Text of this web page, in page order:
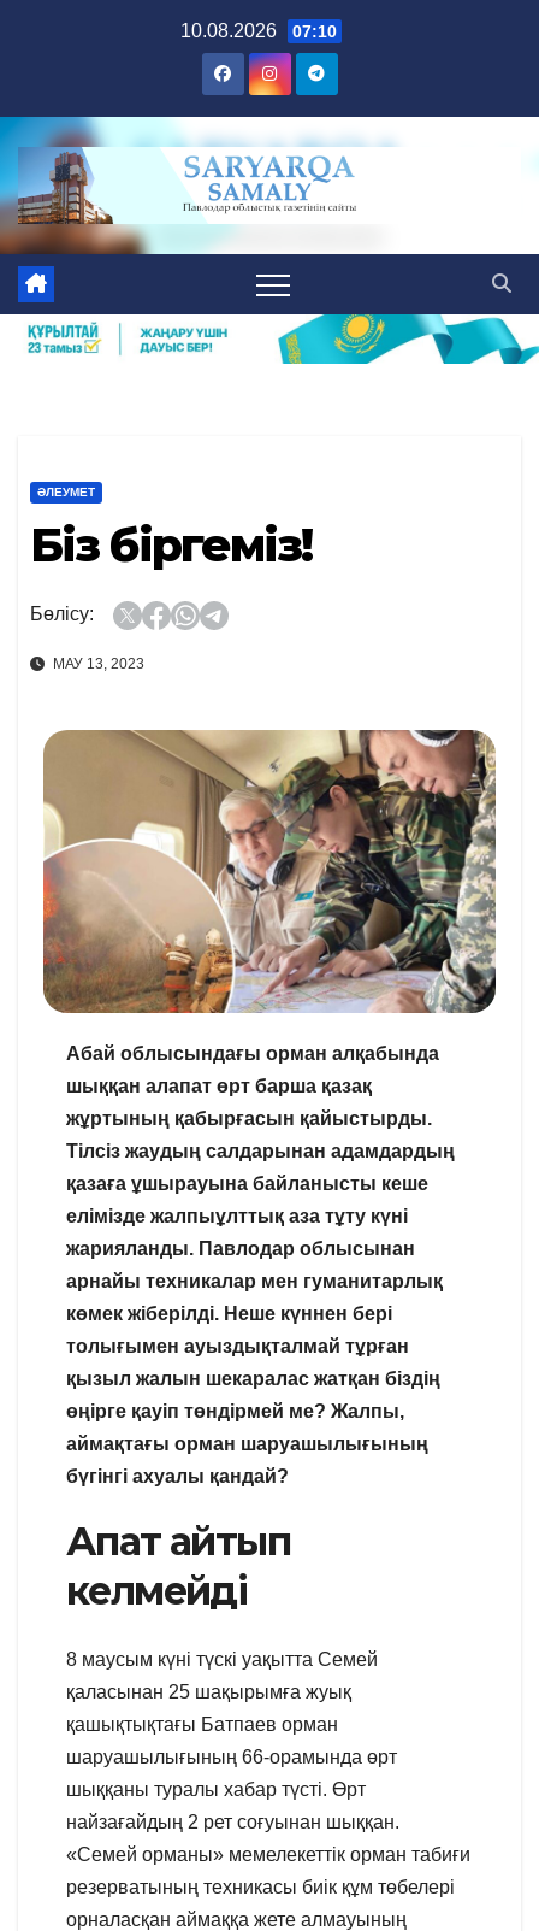
10.08.2026 07:10
ӘЛЕУМЕТ
Біз біргеміз!
Бөлісу:
МАУ 13, 2023
Абай облысындағы орман алқабында
шыққан алапат өрт барша қазақ
жұртының қабырғасын қайыстырды.
Тілсіз жаудың салдарынан адамдардың
қазаға ұшырауына байланысты кеше
елімізде жалпыұлттық аза тұту күні
жарияланды. Павлодар облысынан
арнайы техникалар мен гуманитарлық
көмек жіберілді. Неше күннен бері
толығымен ауыздықталмай тұрған
қызыл жалын шекаралас жатқан біздің
өңірге қауіп төндірмей ме? Жалпы,
аймақтағы орман шаруашылығының
бүгінгі ахуалы қандай?
Апат айтып
келмейді
8 маусым күні түскі уақытта Семей
қаласынан 25 шақырымға жуық
қашықтықтағы Батпаев орман
шаруашылығының 66-орамында өрт
шыққаны туралы хабар түсті. Өрт
найзағайдың 2 рет соғуынан шыққан.
«Семей орманы» мемелекеттік орман табиғи
резерватының техникасы биік құм төбелері
орналасқан аймаққа жете алмауының